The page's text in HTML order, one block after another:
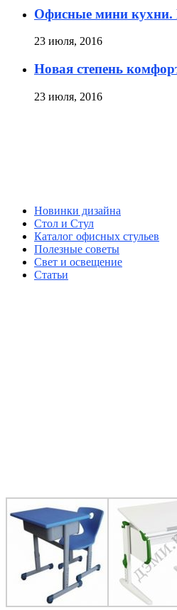
Офисные мини
23 июля, 2016
Новая степень
23 июля, 2016
Новинки дизайна
Стол и Стул
Каталог офисных стульев
Полезные советы
Свет и освещение
Статьи